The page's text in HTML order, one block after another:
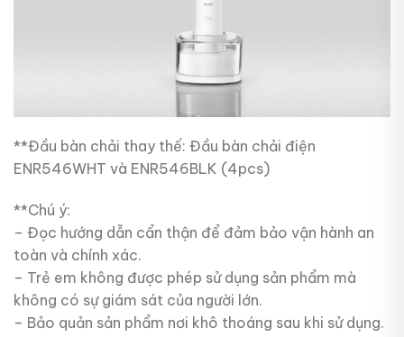
**Đầu bàn chải thay thế: Đầu bàn chải điện
ENR546WHT và ENR546BLK (4pcs)
**Chú ý:
– Đọc hướng dẫn cẩn thận để đảm bảo vận hành an
toàn và chính xác.
– Trẻ em không được phép sử dụng sản phẩm mà
không có sự giám sát của người lớn.
– Bảo quản sản phẩm nơi khô thoáng sau khi sử dụng.